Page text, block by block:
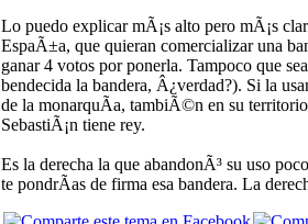
Lo puedo explicar mÃ¡s alto pero mÃ¡s
EspaÃ±a, que quieran comercializar una
ganar 4 votos por ponerla. Tampoco que
bendecida la bandera, Â¿verdad?). Si la
de la monarquÃ­a, tambiÃ©n en su
SebastiÃ¡n tiene rey.
Es la derecha la que abandonÃ³ su uso
te pondrÃ­as de firma esa bandera. La